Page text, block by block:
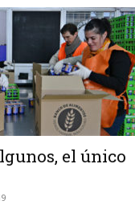
el único